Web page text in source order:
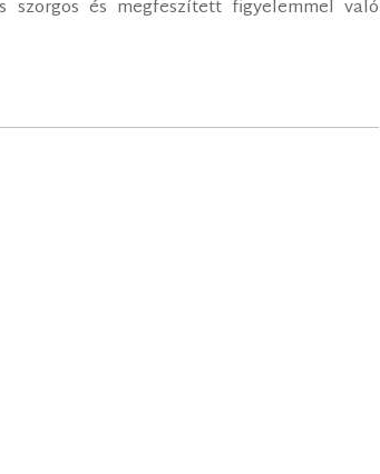
szorgos és megfeszített figyelemmel való